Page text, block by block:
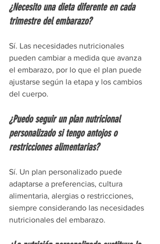
¿Necesito una dieta diferente en cada
trimestre del embarazo?
Sí. Las necesidades nutricionales
pueden cambiar a medida que avanza
el embarazo, por lo que el plan puede
ajustarse según la etapa y los cambios
del cuerpo.
¿Puedo seguir un plan nutricional
personalizado si tengo antojos o
restricciones alimentarias?
Sí. Un plan personalizado puede
adaptarse a preferencias, cultura
alimentaria, alergias o restricciones,
siempre considerando las necesidades
nutricionales del embarazo.